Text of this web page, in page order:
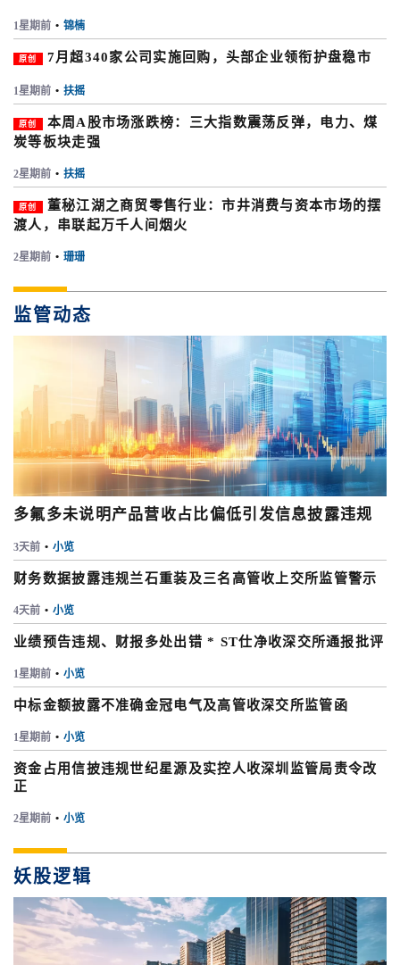
1星期前 • 锦楠
原创 7月超340家公司实施回购，头部企业领衔护盘稳市
1星期前 • 扶摇
原创
本周A股市场涨跌榜：三大指数震荡反弹，电力、煤
炭等板块走强
2星期前 • 扶摇
原创
董秘江湖之商贸零售行业：市井消费与资本市场的摆
渡人，串联起万千人间烟火
2星期前 • 珊珊
监管动态
多氟多未说明产品营收占比偏低引发信息披露违规
3天前 • 小览
财务数据披露违规兰石重装及三名高管收上交所监管警示
4天前 • 小览
业绩预告违规、财报多处出错 * ST仕净收深交所通报批评
1星期前 • 小览
中标金额披露不准确金冠电气及高管收深交所监管函
1星期前 • 小览
资金占用信披违规世纪星源及实控人收深圳监管局责令改
正
2星期前 • 小览
妖股逻辑